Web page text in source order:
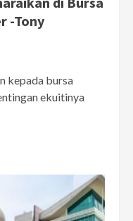
-Tony
kepada bursa
ekuitinya